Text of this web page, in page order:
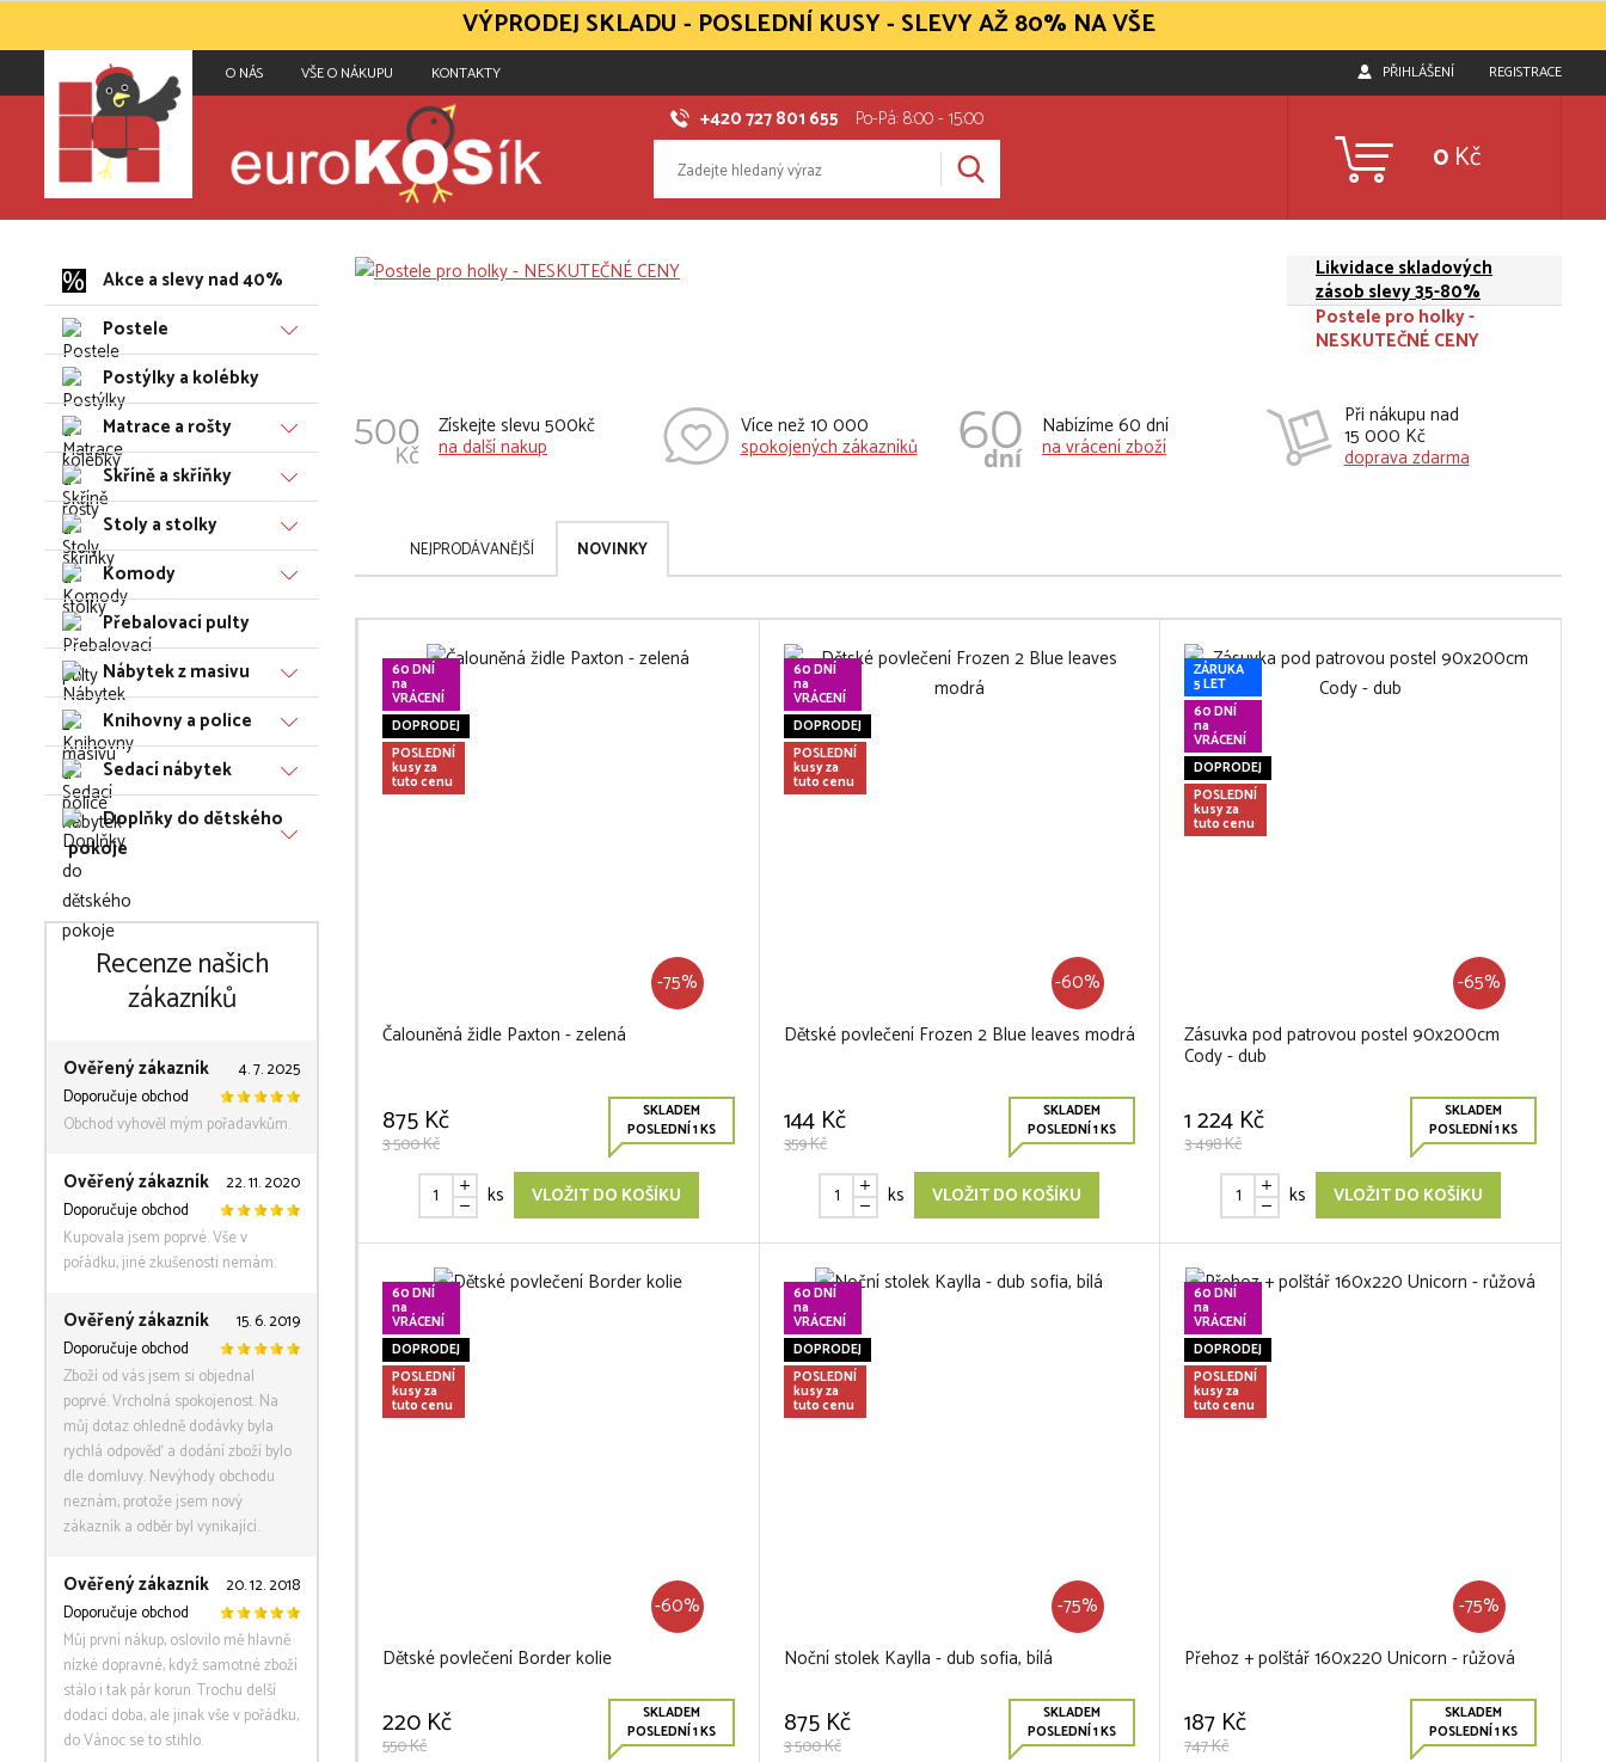
O NÁS VŠE O NÁKUPU KONTAKTY PŘIHLÁŠENÍ REGISTRACE
+420 727 801 655 Po-Pá: 8:00 - 15:00
0 Kč
Akce a slevy nad 40%
Postele
Postýlky a kolébky
Matrace a rošty
Skříně a skříňky
Stoly a stolky
Komody
Přebalovací pulty
Nábytek z masivu
Knihovny a police
Sedací nábytek
Doplňky do dětského
pokoje
Recenze našich
zákazníků
Ověřený zákazník
4. 7. 2025
Doporučuje obchod
Obchod vyhověl mým pořadavkům.
Ověřený zákazník
22. 11. 2020
Doporučuje obchod
Kupovala jsem poprvé. Vše v
pořádku, jiné zkušenosti nemám.
Ověřený zákazník
15. 6. 2019
Doporučuje obchod
Zboží od vás jsem si objednal
poprvé. Vrcholná spokojenost. Na
můj dotaz ohledně dodávky byla
rychlá odpověď a dodání zboží bylo
dle domluvy. Nevýhody obchodu
neznám, protože jsem nový
zákazník a odběr byl vynikající.
Ověřený zákazník
20. 12. 2018
Doporučuje obchod
Můj první nákup, oslovilo mě hlavně
nízké dopravné, když samotné zboží
stálo i tak pár korun. Trochu delší
dodací doba, ale jinak vše v pořádku,
do Vánoc se to stihlo.
Likvidace skladových
zásob slevy 35-80%
Postele pro holky -
NESKUTEČNÉ CENY
Získejte slevu 500kč
na další nakup
Více než 10 000
spokojených zákazníků
Nabízíme 60 dní
na vrácení zboží
Při nákupu nad
15 000 Kč
doprava zdarma
NEJPRODÁVANĚJŠÍ NOVINKY
60 DNÍ
na
VRÁCENÍ
DOPRODEJ
POSLEDNÍ
kusy za
tuto cenu
-75%
Čalouněná židle Paxton - zelená
875 Kč
3 500 Kč
SKLADEM
POSLEDNÍ 1 KS
ks VLOŽIT DO KOŠÍKU
60 DNÍ
na
VRÁCENÍ
DOPRODEJ
POSLEDNÍ
kusy za
tuto cenu
-60%
Dětské povlečení Frozen 2 Blue leaves modrá
144 Kč
359 Kč
SKLADEM
POSLEDNÍ 1 KS
ks VLOŽIT DO KOŠÍKU
ZÁRUKA
5 LET
60 DNÍ
na
VRÁCENÍ
DOPRODEJ
POSLEDNÍ
kusy za
tuto cenu
-65%
Zásuvka pod patrovou postel 90x200cm
Cody - dub
1 224 Kč
3 498 Kč
SKLADEM
POSLEDNÍ 1 KS
ks VLOŽIT DO KOŠÍKU
60 DNÍ
na
VRÁCENÍ
DOPRODEJ
POSLEDNÍ
kusy za
tuto cenu
-60%
Dětské povlečení Border kolie
220 Kč
550 Kč
SKLADEM
POSLEDNÍ 1 KS
60 DNÍ
na
VRÁCENÍ
DOPRODEJ
POSLEDNÍ
kusy za
tuto cenu
-75%
Noční stolek Kaylla - dub sofia, bílá
875 Kč
3 500 Kč
SKLADEM
POSLEDNÍ 1 KS
60 DNÍ
na
VRÁCENÍ
DOPRODEJ
POSLEDNÍ
kusy za
tuto cenu
-75%
Přehoz + polštář 160x220 Unicorn - růžová
187 Kč
747 Kč
SKLADEM
POSLEDNÍ 1 KS
VÝPRODEJ SKLADU - POSLEDNÍ KUSY - SLEVY AŽ 80% NA VŠE